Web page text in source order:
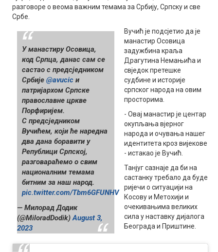
разговоре о веома важним темама за Србију, Српску и све
Србе.
У манастиру Осовица,
код Српца, данас сам се
састао с предсједником
Србије @avucic и
патријархом Српске
православне цркве
Порфиријем.
С предсједником
Вучићeм, који ће наредна
два дана боравити у
Републици Српској,
разговараћемо о свим
националним тeмама
битним за наш народ.
pic.twitter.com/Tbm6GFUNHV
— Милорад Додик
(@MiloradDodik)August 3,
2023
Вучић је подсјетио да је
манастир Осовица
задужбина краља
Драгутина Немањића и
свједок претешке
судбине и историје
српског народа на овим
просторима.
- Овај манастир је центар
окупљања вјерног
народа и очувања нашег
идентитета кроз вијекове
- истакао је Вучић.
Танјуг сазнаје да би на
састанку требало да буде
ријечи о ситуацији на
Косову и Метохији и
очекивањима великих
сила у наставку дијалога
Београда и Приштине.